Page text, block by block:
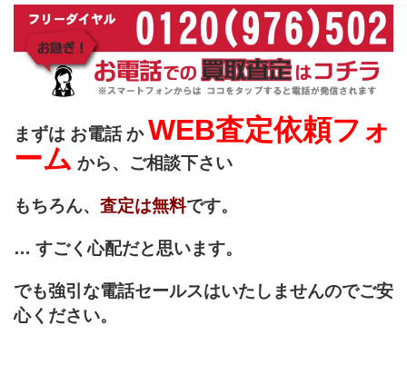
まずは お電話 かWEB査定依頼フォ
ーム から、ご相談下さい
もちろん、 査定は無料です。
… すごく心配だと思います。
でも強引な電話セールスはいたしませんのでご安
心ください。